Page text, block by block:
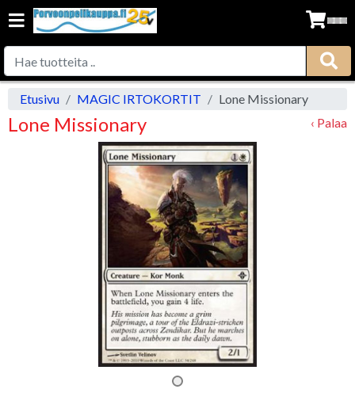
Etusivu MAGIC IRTOKORTIT Lone Missionary
Lone Missionary ‹ Palaa